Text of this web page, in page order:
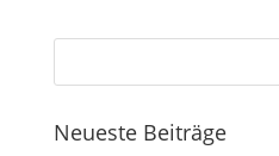
Neueste Beiträge